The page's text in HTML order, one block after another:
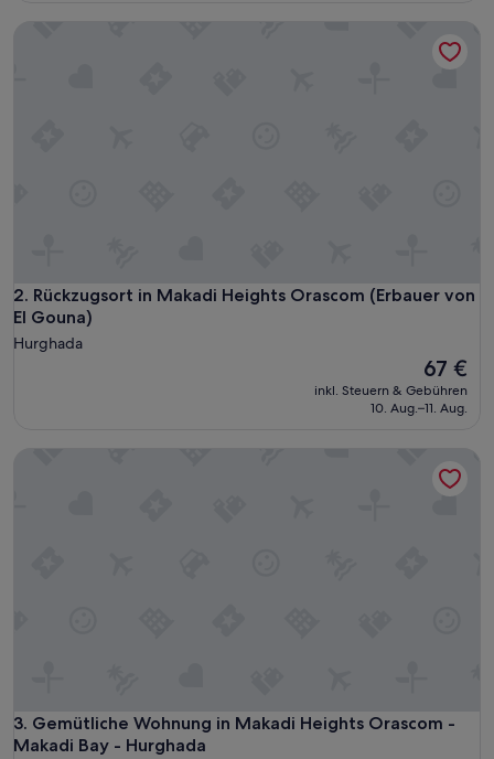
2. Rückzugsort in Makadi Heights Orascom (Erbauer von
El Gouna)
Rückzugsort in Makadi Heights Orascom (Erbauer von El
Hurghada
Der
Preis
beträgt
67 €
inkl. Steuern & Gebühren
10. Aug.–11. Aug.
Rückzugsort in Makadi Heights Orascom (Erbauer von El
3. Gemütliche Wohnung in Makadi Heights Orascom -
Makadi Bay - Hurghada
Gemütliche Wohnung in Makadi Heights Orascom -
Gemütliche Wohnung in Makadi Heights Orascom -